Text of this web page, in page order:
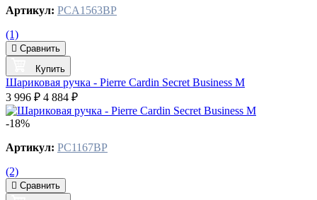
Артикул: PCA1563BP
(1)
Сравнить
Купить
Шариковая ручка - Pierre Cardin Secret Business M
3 996 ₽ 4 884 ₽
-18%
Артикул: PC1167BP
(2)
Сравнить